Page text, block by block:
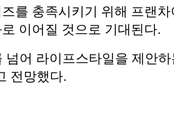
를 충족시키기 위해 프랜
이어질 것으로 기대된다.
어 라이프스타일을 제안
전망했다.